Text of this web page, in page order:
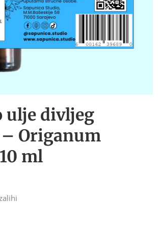
ulje divljeg
Origanum
ml